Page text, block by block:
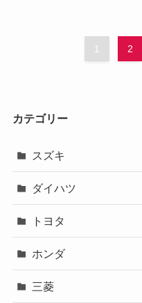
1 2
カテゴリー
スズキ
ダイハツ
トヨタ
ホンダ
三菱